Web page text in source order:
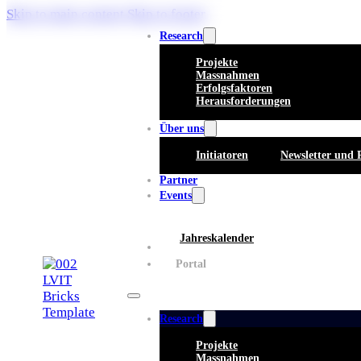
Skip to main content
Research
Projekte
Massnahmen
Erfolgsfaktoren
Herausforderungen
Über uns
Initiatoren Newsletter und
Partner
Events
Jahreskalender
Whitepaper
Portal
Research
Projekte
Massnahmen